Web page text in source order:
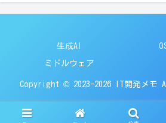
生成AI
ミドルウェア
Copyright © 2023-2026 IT開発メモ